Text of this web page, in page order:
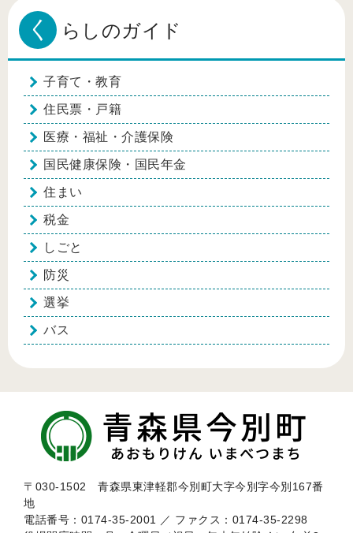
く らしのガイド
子育て・教育
住民票・戸籍
医療・福祉・介護保険
国民健康保険・国民年金
住まい
税金
しごと
防災
選挙
バス
〒030-1502 青森県東津軽郡今別町大字今別字今別167番
地
電話番号：0174-35-2001 ／ ファクス：0174-35-2298